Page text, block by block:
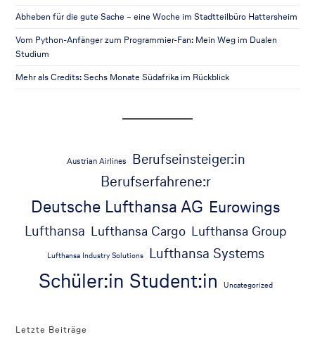
Abheben für die gute Sache – eine Woche im Stadtteilbüro Hattersheim
Vom Python-Anfänger zum Programmier-Fan: Mein Weg im Dualen
Studium
Mehr als Credits: Sechs Monate Südafrika im Rückblick
Austrian Airlines Berufseinsteiger:in
Berufserfahrene:r
Deutsche Lufthansa AG Eurowings
Lufthansa Lufthansa Cargo Lufthansa Group
Lufthansa Industry Solutions Lufthansa Systems
Schüler:in Student:in Uncategorized
Letzte Beiträge